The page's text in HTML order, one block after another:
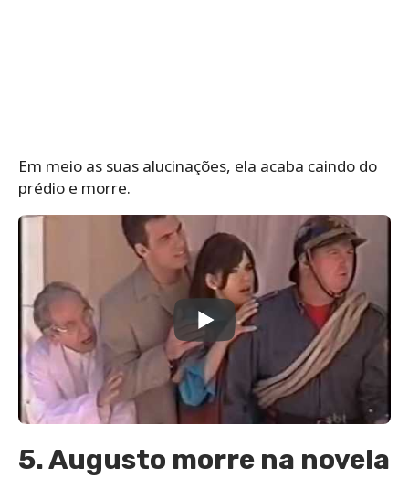
Em meio as suas alucinações, ela acaba caindo do
prédio e morre.
5. Augusto morre na novela